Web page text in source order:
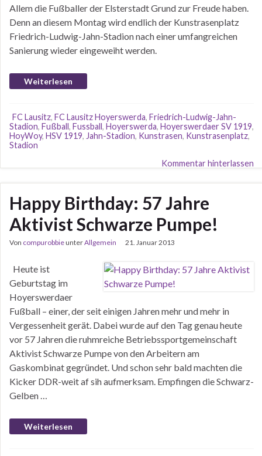
Allem die Fußballer der Elsterstadt Grund zur Freude haben.
Denn an diesem Montag wird endlich der Kunstrasenplatz
Friedrich-Ludwig-Jahn-Stadion nach einer umfangreichen
Sanierung wieder eingeweiht werden.
Weiterlesen
FC Lausitz, FC Lausitz Hoyerswerda, Friedrich-Ludwig-Jahn-
Stadion, Fußball, Fussball, Hoyerswerda, Hoyerswerdaer SV 1919,
HoyWoy, HSV 1919, Jahn-Stadion, Kunstrasen, Kunstrasenplatz,
Stadion
Kommentar hinterlassen
Happy Birthday: 57 Jahre
Aktivist Schwarze Pumpe!
Von compurobbieunterAllgemein 21. Januar 2013
Heute ist
Geburtstag im
Hoyerswerdaer
Fußball – einer, der seit einigen Jahren mehr und mehr in
Vergessenheit gerät. Dabei wurde auf den Tag genau heute
vor 57 Jahren die ruhmreiche Betriebssportgemeinschaft
Aktivist Schwarze Pumpe von den Arbeitern am
Gaskombinat gegründet. Und schon sehr bald machten die
Kicker DDR-weit af sih aufmerksam. Empfingen die Schwarz-
Gelben …
Weiterlesen